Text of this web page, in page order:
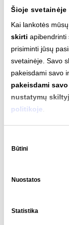
Šioje
Kai lankotės
skirti apibendrinti
prisiminti jūsų
svetainėje. Savo
pakeisdami savo
pakeisdami
nustatymų
politikoje.
pasirinkimas
Būtini
Nuostatos
Statistika